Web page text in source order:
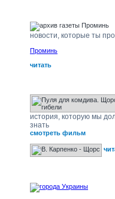
новости, которые ты
Проминь
читать
история, которую мы
знать
смотреть фильм